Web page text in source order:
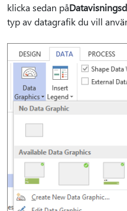
klicka sedan på
typ av datagrafik du vill